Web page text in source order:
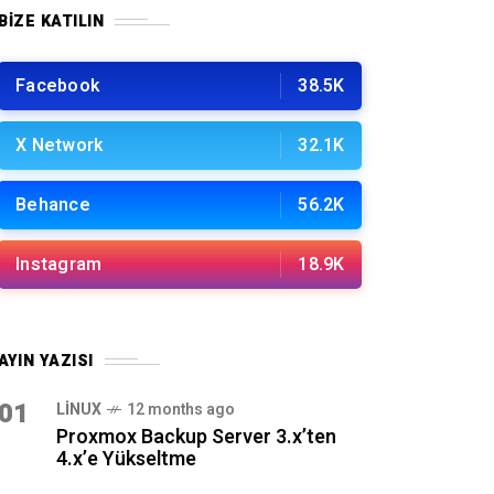
KATILIN
Facebook 38.5K
X Network 32.1K
Behance 56.2K
Instagram 18.9K
YAZISI
LINUX 12 months ago
Proxmox Backup Server 3.x’ten
4.x’e Yükseltme